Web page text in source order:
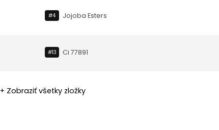
#4 Jojoba Esters
#13 Ci 77891
+ Zobraziť všetky zložky